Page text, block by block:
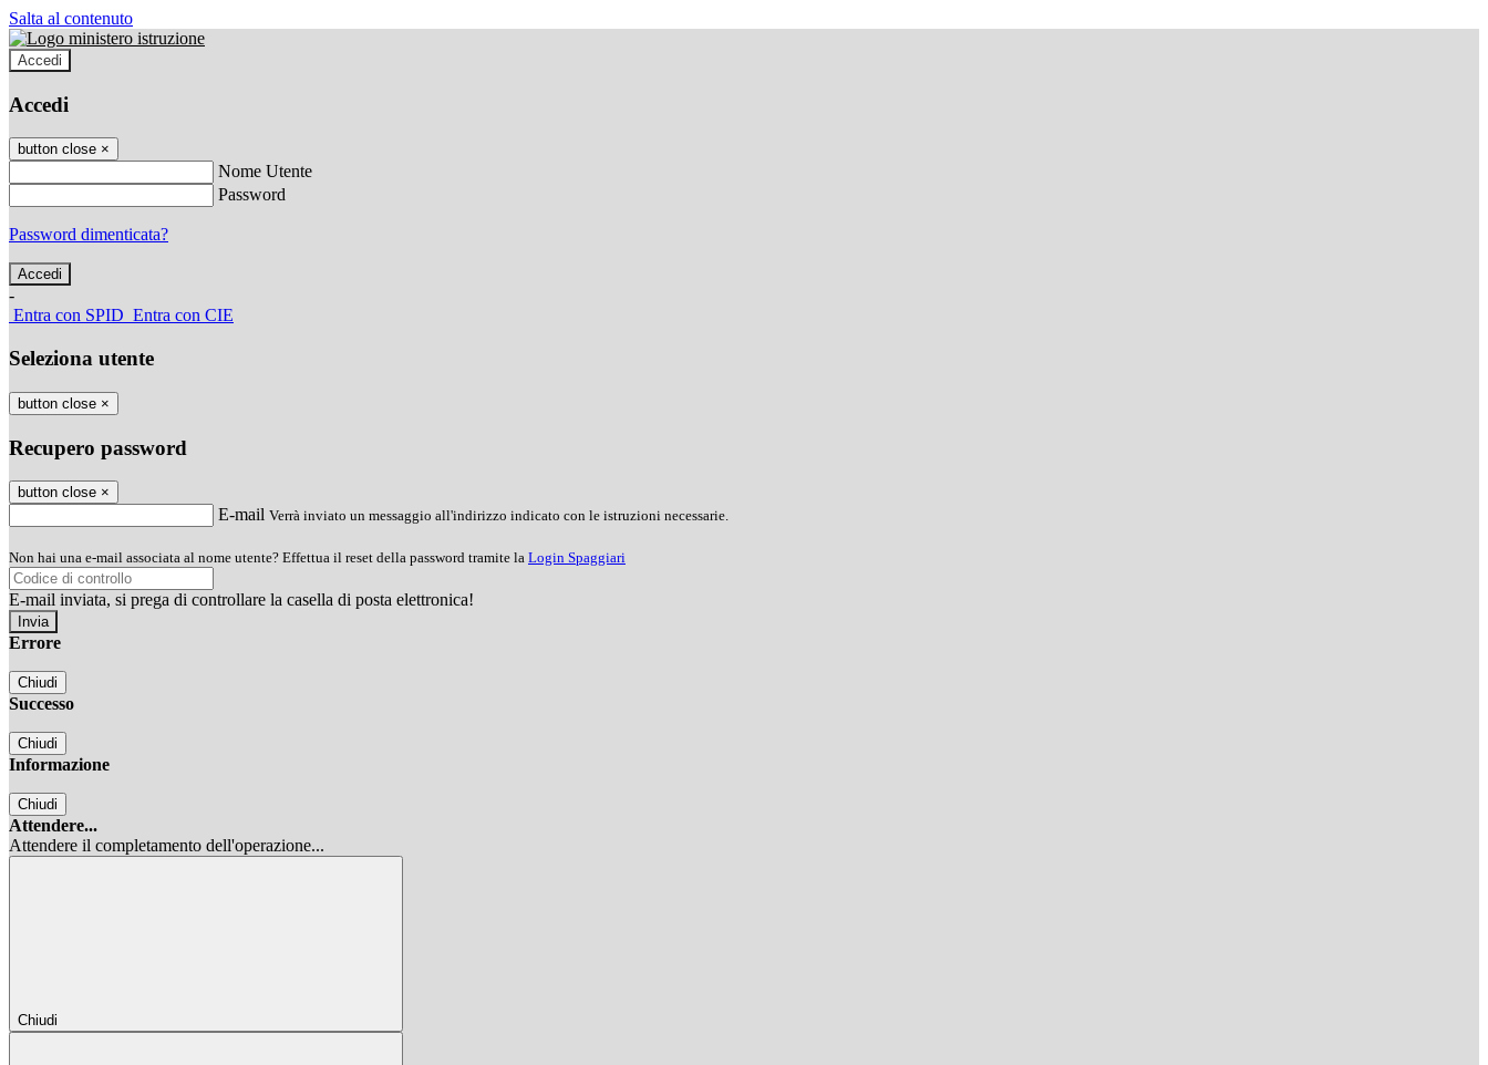
Salta al contenuto
Accedi
Accedi
button close ×
Nome Utente
Password
Password dimenticata?
-
Entra con SPID Entra con CIE
Seleziona utente
button close ×
Recupero password
button close ×
E-mail Verrà inviato un messaggio all'indirizzo indicato con le istruzioni necessarie.
Non hai una e-mail associata al nome utente? Effettua il reset della password tramite la Login Spaggiari
E-mail inviata, si prega di controllare la casella di posta elettronica!
Errore
Chiudi
Successo
Chiudi
Informazione
Chiudi
Attendere...
Attendere il completamento dell'operazione...
Chiudi